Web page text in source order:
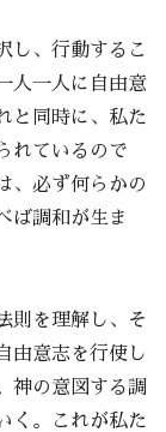
し、行動するこ
人一人に自由意
と同時に、私た
れているので
、必ず何らかの
ば調和が生ま
則を理解し、そ
由意志を行使し
神の意図する調
く。これが私た